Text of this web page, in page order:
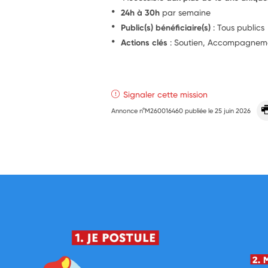
24h à 30h par semaine
Public(s) bénéficiaire(s) : Tous publics
Actions clés : Soutien,
Signaler cette mission
Annonce n°M260016460 publiée le25 juin 2026